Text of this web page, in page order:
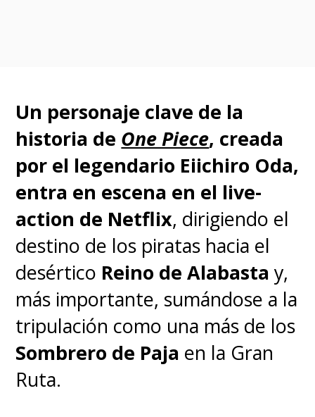
sentido considerando que el
rodaje de los nuevos episodios
recién comenzará en febrero
de 2024.
En la primera temporada de la
serie,Joel (Pedro Pascal), un
curtido superviviente, es
contratado para sacar de
contrabando aEllie (Bella
Ramsey)
Un personaje clave de la
historia de One Piece, creada
por el legendario Eiichiro Oda,
entra en escena en el live-
action de Netflix, dirigiendo el
destino de los piratas hacia el
desértico Reino de Alabasta y,
más importante, sumándose a la
tripulación como una más de los
Sombrero de Paja en la Gran
Ruta.